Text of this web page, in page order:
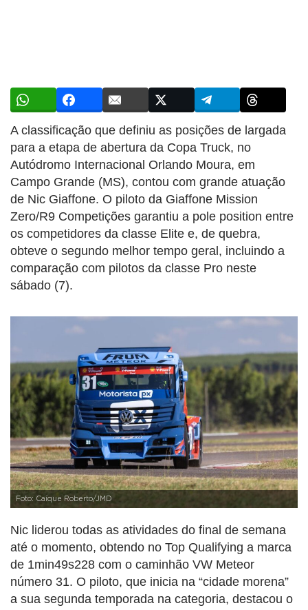
A classificação que definiu as posições de largada
para a etapa de abertura da Copa Truck, no
Autódromo Internacional Orlando Moura, em
Campo Grande (MS), contou com grande atuação
de Nic Giaffone. O piloto da Giaffone Mission
Zero/R9 Competições garantiu a pole position entre
os competidores da classe Elite e, de quebra,
obteve o segundo melhor tempo geral, incluindo a
comparação com pilotos da classe Pro neste
sábado (7).
Foto: Caíque Roberto/JMD
Nic liderou todas as atividades do final de semana
até o momento, obtendo no Top Qualifying a marca
de 1min49s228 com o caminhão VW Meteor
número 31. O piloto, que inicia na “cidade morena”
a sua segunda temporada na categoria, destacou o